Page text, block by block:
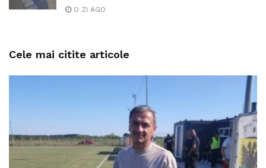
O ZI AGO
Cele mai citite articole